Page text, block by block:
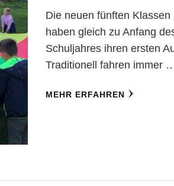
Die neuen fünften
haben gleich zu Anfang
Schuljahres ihren ersten
Traditionell fahren immer
MEHR ERFAHREN